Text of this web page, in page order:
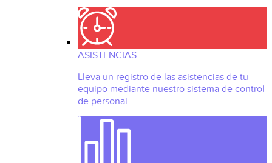
ASISTENCIAS
Lleva un registro de las asistencias de tu
equipo mediante nuestro sistema de control
de personal.